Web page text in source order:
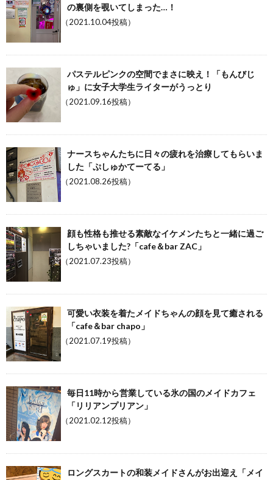
の裏側を覗いてしまった…！
（2021.10.04投稿）
パステルピンクの空間でまさに映え！「もんびじ
ゅ」に女子大学生ライターがうっとり
（2021.09.16投稿）
ナースちゃんたちに日々の疲れを治療してもらいま
した「ぷしゅかてーてる」
（2021.08.26投稿）
顔も性格も推せる素敵なイケメンたちと一緒に過ご
しちゃいました?「cafe＆bar ZAC」
（2021.07.23投稿）
可愛い衣装を着たメイドちゃんの顔を見て癒される
「cafe＆bar chapo」
（2021.07.19投稿）
毎日11時から営業している氷の国のメイドカフェ
「リリアンプリアン」
（2021.02.12投稿）
ロングスカートの和装メイドさんがお出迎え「メイ